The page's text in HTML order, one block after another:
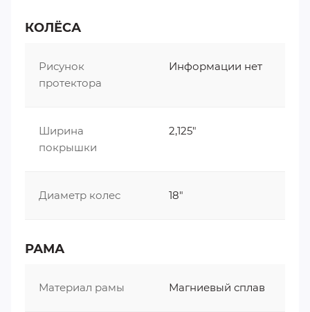
КОЛЁСА
Рисунок
протектора
Информации нет
Ширина
покрышки
2,125"
Диаметр колес 18"
РАМА
Материал рамы Магниевый сплав